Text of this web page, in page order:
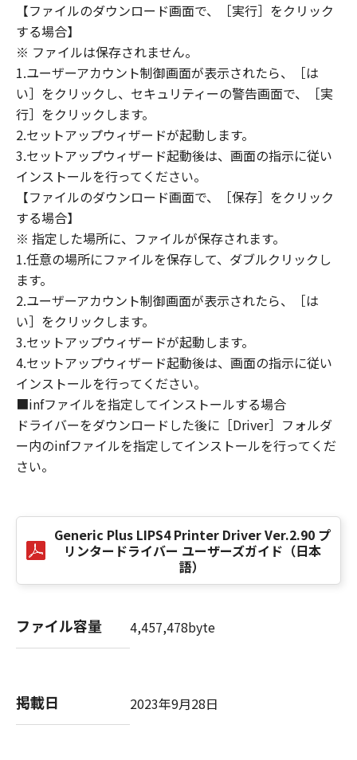
７．保証の否認・免責
(1) 「本ソフトウェア」は、『現状のまま』の
状態で使用許諾されます。キヤノン、キヤノン
のライセンサー、キヤノンの子会社、キヤノン
の関連会社、それらの販売代理店または販売店
のいずれも、「本ソフトウェア」に関して、商
品性および特定の目的への適合性の保証を含
め、いかなる保証も、明示たると黙示たるとを
問わず一切しないものとします。
(2) キヤノン、キヤノンのライセンサー、キヤノ
ンの子会社、キヤノンの関連会社、それらの販
売代理店または販売店のいずれも、「本ソフト
ウェア」の使用または使用不能から生ずるいか
は付随的な損害を含むがこれらに限定されない
全ての損害を言います。）について、適用法で
認められる限り、一切の責任を負わないものと
します。たとえ、キヤノン、キヤノンのライセ
ンサー、キヤノンの子会社、キヤノンの関連会
社、それらの販売代理店または販売店がかかる
損害の可能性について知らされていた場合でも
同様です。
(3) キヤノン、キヤノンのライセンサー、キヤノ
ンの子会社、キヤノンの関連会社、それらの販
起因または関連してお客様と第三者との間に生
じたいかなる紛争についても、一切責任を負わ
ないものとします。
(1) 本契約書は、お客様が、『同意』を示す下
記のボタンをクリックした時点、または「本ソ
効に存続します。
(2) お客様は、「本ソフトウェア」およびその
【ファイルのダウンロード画面で、［実行］をクリック
する場合】
※ ファイルは保存されません。
1.ユーザーアカウント制御画面が表示されたら、［は
い］をクリックし、セキュリティーの警告画面で、［実
行］をクリックします。
2.セットアップウィザードが起動します。
3.セットアップウィザード起動後は、画面の指示に従い
インストールを行ってください。
【ファイルのダウンロード画面で、［保存］をクリック
する場合】
※ 指定した場所に、ファイルが保存されます。
1.任意の場所にファイルを保存して、ダブルクリックし
ます。
2.ユーザーアカウント制御画面が表示されたら、［は
い］をクリックします。
3.セットアップウィザードが起動します。
4.セットアップウィザード起動後は、画面の指示に従い
インストールを行ってください。
■infファイルを指定してインストールする場合
ドライバーをダウンロードした後に［Driver］フォルダ
ー内のinfファイルを指定してインストールを行ってくだ
さい。
Generic Plus LIPS4 Printer Driver Ver.2.90 プ
リンタードライバー ユーザーズガイド（日本
語）
ファイル容量 4,457,478byte
掲載日 2023年9月28日